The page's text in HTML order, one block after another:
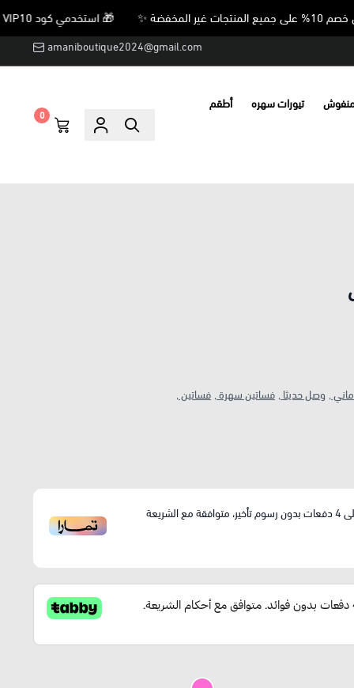
🎁 استخدمي كود VIP10 واحصلي على خصم 10% على جميع المنتجات غير المخفضة ✨
amaniboutique2024@gmail.com
تيورات سهره أطقم
0
, وصل حديثا , فساتين سهرة , فساتين ,
4دفعات بدون رسوم تأخير، متوافقة مع الشريعة